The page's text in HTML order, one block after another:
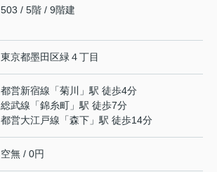
503 / 5階 / 9階建
東京都墨田区緑 ４丁目
都営新宿線 「菊川
」駅 徒歩4分
総武線 「錦糸町 」駅 徒歩7分
都営大江戸線 「森下 」駅 徒歩14分
空無 / 0円